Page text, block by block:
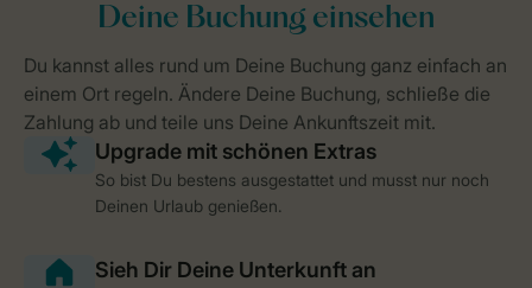
So bist Du bestens ausgestattet und musst nur noch
Deinen Urlaub genießen.